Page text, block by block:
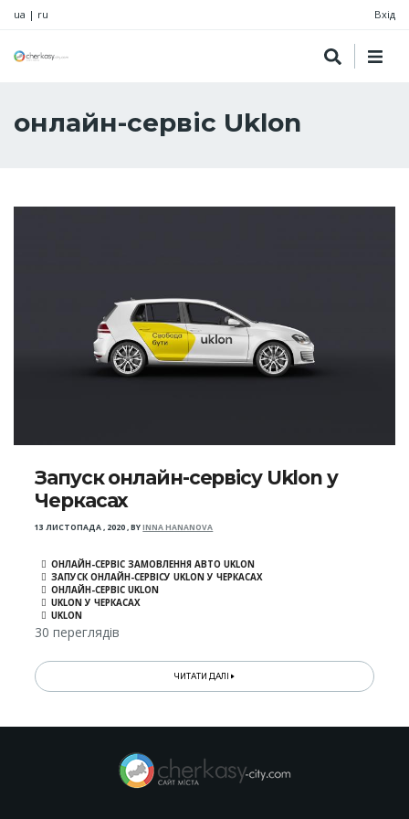
ua | ru Вхід
онлайн-сервіс Uklon
Запуск онлайн-сервісу Uklon у
Черкасах
13 ЛИСТОПАДА , 2020,BYINNA HANANOVA
ОНЛАЙН-СЕРВІС ЗАМОВЛЕННЯ АВТО UKLON
ЗАПУСК ОНЛАЙН-СЕРВІСУ UKLON У ЧЕРКАСАХ
ОНЛАЙН-СЕРВІС UKLON
UKLON У ЧЕРКАСАХ
UKLON
30 переглядів
ЧИТАТИ ДАЛІ